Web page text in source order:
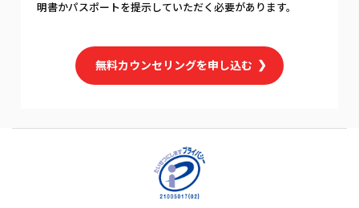
明書かパスポートを提示していただく必要があります。
無料カウンセリングを申し込む